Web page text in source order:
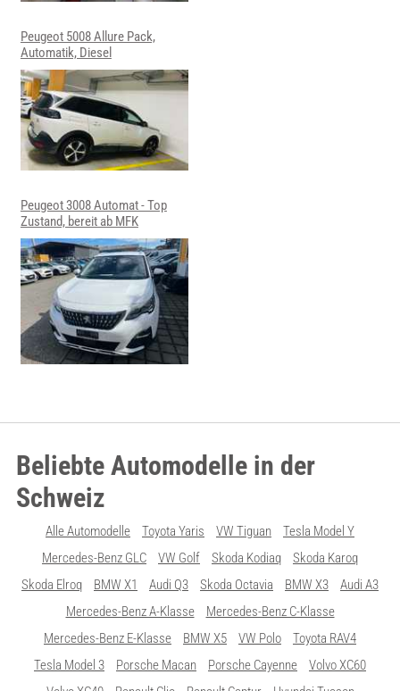
Peugeot 5008 Allure Pack,
Automatik, Diesel
Peugeot 3008 Automat - Top
Zustand, bereit ab MFK
Beliebte Automodelle in der
Schweiz
Alle Automodelle Toyota Yaris VW Tiguan
Tesla Model Y
Mercedes-Benz GLC
VW Golf Skoda Kodiaq
Skoda Karoq
Skoda Elroq
BMW X1 Audi Q3 Skoda Octavia BMW X3
Audi A3
Mercedes-Benz A-Klasse
Mercedes-Benz C-Klasse
Mercedes-Benz E-Klasse
BMW X5 VW Polo
Toyota RAV4
Tesla Model 3
Porsche Macan Porsche Cayenne
Volvo XC60